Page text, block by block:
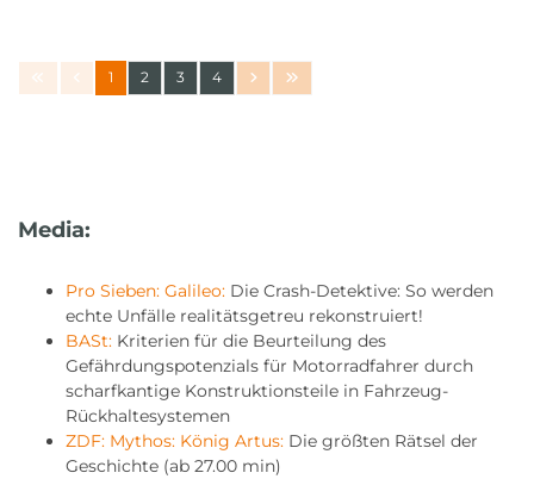
1 2 3 4
Media:
Pro Sieben: Galileo: Die Crash-Detektive: So werden
echte Unfälle realitätsgetreu rekonstruiert!
BASt: Kriterien für die Beurteilung des
Gefährdungspotenzials für Motorradfahrer durch
scharfkantige Konstruktionsteile in Fahrzeug-
Rückhaltesystemen
ZDF: Mythos: König Artus: Die größten Rätsel der
Geschichte (ab 27.00 min)